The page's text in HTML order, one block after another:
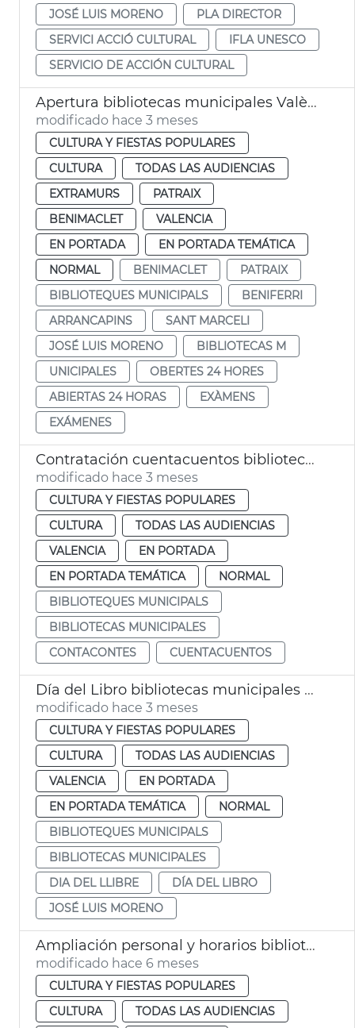
JOSÉ LUIS MORENO
PLA DIRECTOR
SERVICI ACCIÓ CULTURAL
IFLA UNESCO
SERVICIO DE ACCIÓN CULTURAL
Apertura bibliotecas municipales València 24 horas por exámenes
modificado hace 3 meses
CULTURA Y FIESTAS POPULARES
CULTURA
TODAS LAS AUDIENCIAS
EXTRAMURS
PATRAIX
BENIMACLET
VALENCIA
EN PORTADA
EN PORTADA TEMÁTICA
NORMAL
BENIMACLET
PATRAIX
BIBLIOTEQUES MUNICIPALS
BENIFERRI
ARRANCAPINS
SANT MARCELI
JOSÉ LUIS MORENO
BIBLIOTECAS M
UNICIPALES
OBERTES 24 HORES
ABIERTAS 24 HORAS
EXÀMENS
EXÁMENES
Contratación cuentacuentos bibliotecas municipales
modificado hace 3 meses
CULTURA Y FIESTAS POPULARES
CULTURA
TODAS LAS AUDIENCIAS
VALENCIA
EN PORTADA
EN PORTADA TEMÁTICA
NORMAL
BIBLIOTEQUES MUNICIPALS
BIBLIOTECAS MUNICIPALES
CONTACONTES
CUENTACUENTOS
Día del Libro bibliotecas municipales València
modificado hace 3 meses
CULTURA Y FIESTAS POPULARES
CULTURA
TODAS LAS AUDIENCIAS
VALENCIA
EN PORTADA
EN PORTADA TEMÁTICA
NORMAL
BIBLIOTEQUES MUNICIPALS
BIBLIOTECAS MUNICIPALES
DIA DEL LLIBRE
DÍA DEL LIBRO
JOSÉ LUIS MORENO
Ampliación personal y horarios bibliotecas municipales València
modificado hace 6 meses
CULTURA Y FIESTAS POPULARES
CULTURA
TODAS LAS AUDIENCIAS